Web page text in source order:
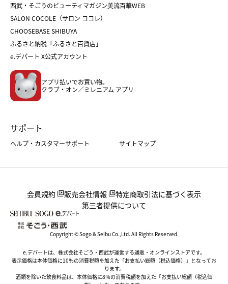
ホワイトデー
バレンタイン
ホワイトデー
おせち
フード
ホーム・キッチン＆アート
西武・そごうのビューティマガジン美流百華WEB
SALON COCOLE（サロン ココレ）
CHOOSEBASE SHIBUYA
ふるさと納税「ふるさと百貨店」
e.デパート X公式アカウント
アプリ払いでお買い物。
クラブ・オン／ミレニアム アプリ
サポート
ヘルプ・カスタマーサポート サイトマップ
会員規約 販売会社情報
特定商取引法に基づく表示
第三者提供について
Copyright © Sogo & Seibu Co.,Ltd. All Rights Reserved.
e.デパートは、株式会社そごう・西武が運営する通販・オンラインストアです。
表示価格は本体価格に10％の消費税額を加えた「お支払い総額（税込価格）」となってお
ります。
酒類を除いた飲食料品は、本体価格に8％の消費税額を加えた「お支払い総額（税込価